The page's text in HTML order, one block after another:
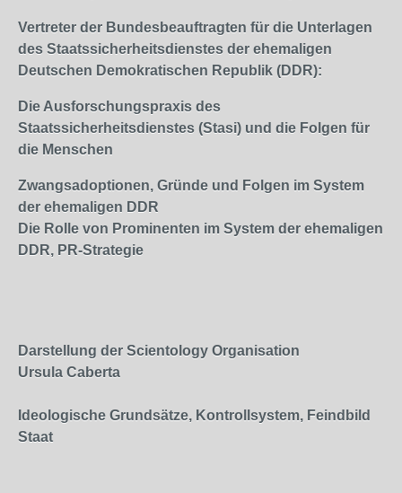
Vertreter der Bundesbeauftragten für die Unterlagen
des Staatssicherheitsdienstes der ehemaligen
Deutschen Demokratischen Republik (DDR):
Die Ausforschungspraxis des
Staatssicherheitsdienstes (Stasi) und die Folgen für
die Menschen
Zwangsadoptionen, Gründe und Folgen im System
der ehemaligen DDR
Die Rolle von Prominenten im System der ehemaligen
DDR, PR-Strategie
Darstellung der Scientology Organisation
Ursula Caberta
Ideologische Grundsätze, Kontrollsystem, Feindbild
Staat